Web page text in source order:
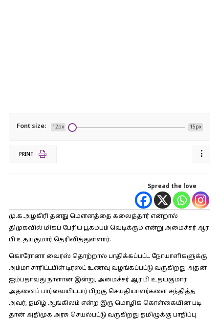
Font size: 12px 15px
PRINT
Spread the love
மு.க.அழகிரி தனது மௌனத்தை கலைத்தார் என்றால்
திமுகவில் மிகப் பேரிய பூகம்பம் வெடிக்கும் என்று அமைச்சர் ஆர்
பி உதயகுமார் தெரிவித்துள்ளார்.
கொரோனா வைரஸ் தொற்றால் பாதிக்கப்பட்ட நோயாளிகளுக்கு
அம்மா சாரிட்டபிள் டிரஸ்ட் உணவு வழங்கப்பட்டு வருகிறது அதன்
ஐம்பதாவது நாளான இன்று, அமைச்சர் ஆர் பி உதயகுமார்
அதனைப் பார்வையிட்டார் பிறகு செய்தியாளர்களை சந்தித்த
அவர், தமிழ் ஆங்கிலம் என்ற இரு மொழிக் கொள்கையின் படி
தான் அதிமுக அரசு செயல்பட்டு வருகிறது தமிழுக்கு பாதிப்பு